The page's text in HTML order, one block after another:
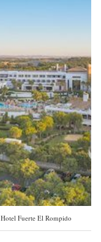
Hotel Fuerte El Rompido